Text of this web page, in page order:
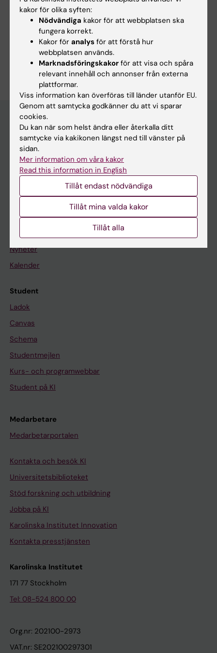
Hellgren F
Är du Fredrika Hellgren?
Redigera din profil
Huvudmeny
Utbildning
Forskarutbildning
Om KI
Nyheter
Kalender
Student
Ladok
Canvas
Schema
Studentmejlen
Kurs- och programwebbar
Student på KI
Medarbetare
Medarbetarportalen
Kontakta och besök KI
Universitetsbiblioteket
Stöd forskning och utbildning
Jobba på KI
Karolinska Institutet Innovation
Kontakta presstjänsten
Karolinska Institutet
171 77 Stockholm
Tel: 08-524 800 00
Org.nr: 202100-2973
VAT.nr: SE202100297301
kakor för olika syften:
Nödvändiga kakor för att webbplatsen ska
fungera korrekt.
Kakor för analys för att förstå hur
webbplatsen används.
Marknadsföringskakor för att visa och spåra
relevant innehåll och annonser från externa
plattformar.
Viss information kan överföras till länder utanför EU.
Genom att samtycka godkänner du att vi sparar
cookies.
Du kan när som helst ändra eller återkalla ditt
samtycke via kakikonen längst ned till vänster på
sidan.
Mer information om våra kakor
Read this information in English
Tillåt endast nödvändiga
Tillåt mina valda kakor
Tillåt alla